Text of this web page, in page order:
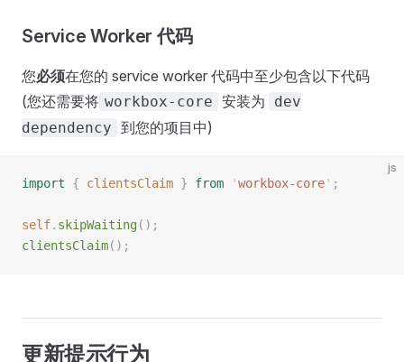
Service Worker 代码
您必须在您的 service worker 代码中至少包含以下代码
(您还需要将 workbox-core 安装为
dev
dependency 到您的项目中)
js
import { clientsClaim } from 'workbox-core' ;
self. skipWaiting();
clientsClaim();
更新提示行为